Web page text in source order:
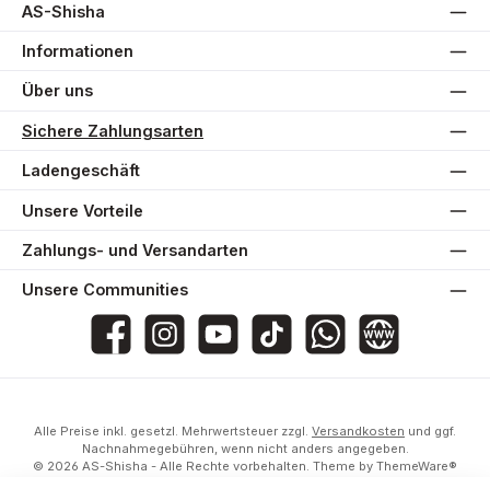
AS-Shisha
Informationen
Über uns
Sichere Zahlungsarten
Ladengeschäft
Unsere Vorteile
Zahlungs- und Versandarten
Unsere Communities
AS-Shishaas_shisha_2020@asshisha7765as_shisha_2020
AS ShishaWebsite
Alle Preise inkl. gesetzl. Mehrwertsteuer zzgl. Versandkosten und ggf.
Nachnahmegebühren, wenn nicht anders angegeben.
© 2026 AS-Shisha - Alle Rechte vorbehalten. Theme by ThemeWare®